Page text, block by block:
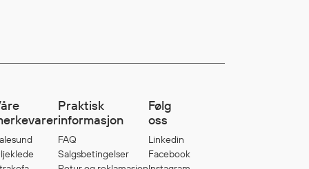
Praktisk
informasjon
FAQ
Salgsbetingelser
Følg
oss
Linkedin
Facebook